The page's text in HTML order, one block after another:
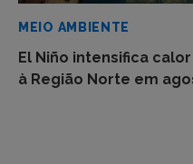
MEIO AMBIENTE
El Niño intensifica
à Região Norte em